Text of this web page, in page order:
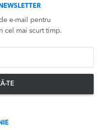
e-mail pentru
cel mai scurt timp.
TE